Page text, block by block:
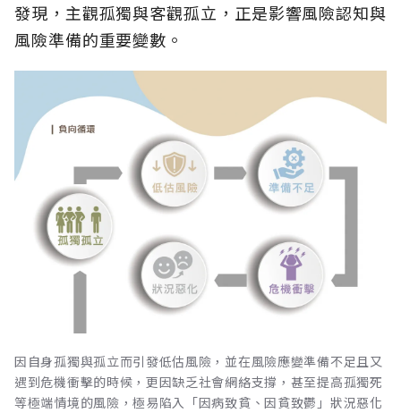
發現，主觀孤獨與客觀孤立，正是影響風險認知與
風險準備的重要變數。
因自身孤獨與孤立而引發低估風險，並在風險應變準備不足且又
遇到危機衝擊的時候，更因缺乏社會網絡支撐，甚至提高孤獨死
等極端情境的風險，極易陷入「因病致貧、因貧致鬱」狀況惡化